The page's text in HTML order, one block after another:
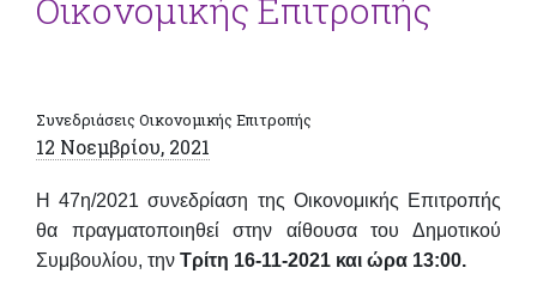
Οικονομικής Επιτροπής
Συνεδριάσεις Οικονομικής Επιτροπής
12 Νοεμβρίου, 2021
Η 47η/2021 συνεδρίαση της Οικονομικής Επιτροπής
θα πραγματοποιηθεί στην αίθουσα του Δημοτικού
Συμβουλίου, την Τρίτη 16-11-2021 και ώρα 13:00.